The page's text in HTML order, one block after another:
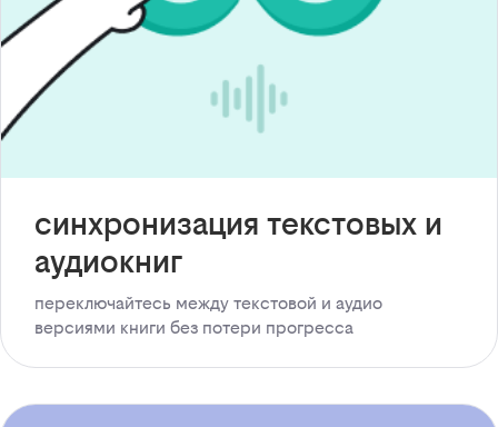
синхронизация текстовых и
аудиокниг
переключайтесь между текстовой и аудио
версиями книги без потери прогресса